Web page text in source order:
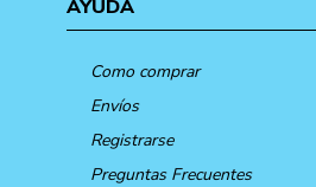
AYUDA
Como comprar
Envíos
Registrarse
Preguntas Frecuentes